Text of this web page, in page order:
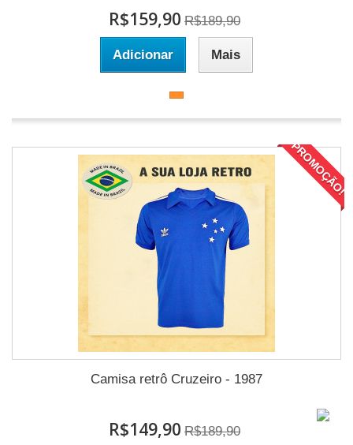
R$159,90 R$189,90
Adicionar Mais
PROMOÇÃO!
Camisa retrô Cruzeiro - 1987
R$149,90 R$189,90